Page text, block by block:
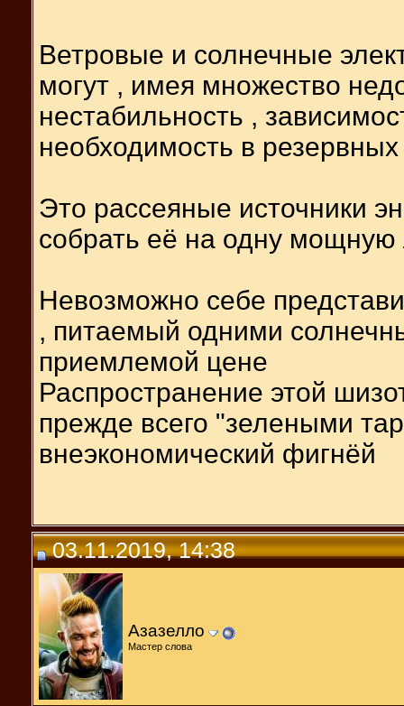
Ветровые и солнечные
могут , имея множество
нестабильность ,
необходимость в
Это рассеяные источники
собрать её на одну
Невозможно себе
, питаемый одними
приемлемой цене
Распространение этой
прежде всего "зелеными
внеэкономический фигнёй
03.11.2019, 14:38
Азазелло
Мастер слова